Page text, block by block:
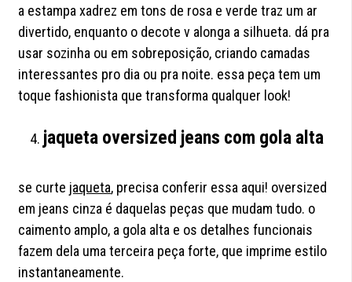
a estampa xadrez em tons de rosa e verde traz um ar
divertido, enquanto o decote v alonga a silhueta. dá pra
usar sozinha ou em sobreposição, criando camadas
interessantes pro dia ou pra noite. essa peça tem um
toque fashionista que transforma qualquer look!
jaqueta oversized jeans com gola alta
se curte jaqueta, precisa conferir essa aqui! oversized
em jeans cinza é daquelas peças que mudam tudo. o
caimento amplo, a gola alta e os detalhes funcionais
fazem dela uma terceira peça forte, que imprime estilo
instantaneamente.